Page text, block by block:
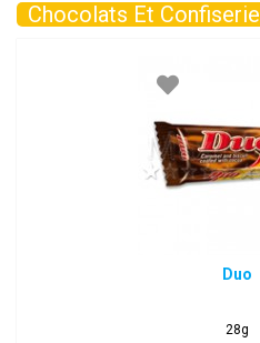
Chocolats Et Confiserie
Duo
28g